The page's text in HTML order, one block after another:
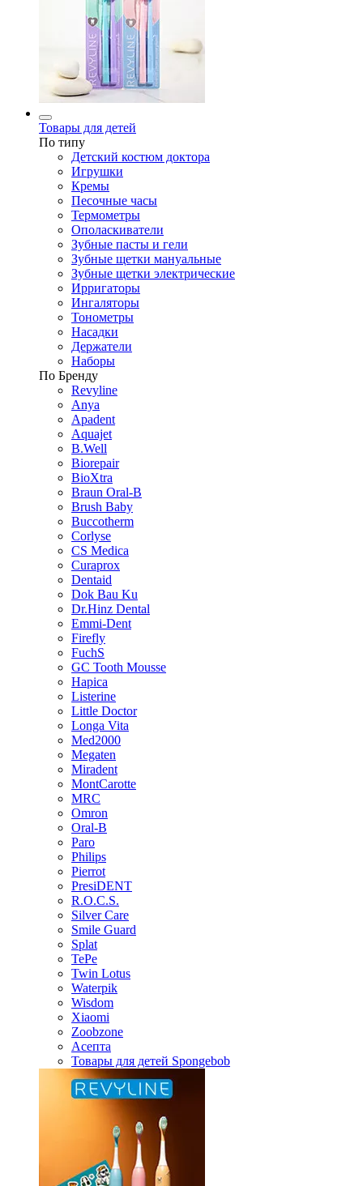
Товары для детей
По типу
Детский костюм доктора
Игрушки
Кремы
Песочные часы
Термометры
Ополаскиватели
Зубные пасты и гели
Зубные щетки мануальные
Зубные щетки электрические
Ирригаторы
Ингаляторы
Тонометры
Насадки
Держатели
Наборы
По Бренду
Revyline
Anya
Apadent
Aquajet
B.Well
Biorepair
BioXtra
Braun Oral-B
Brush Baby
Buccotherm
Corlyse
CS Medica
Curaprox
Dentaid
Dok Bau Ku
Dr.Hinz Dental
Emmi-Dent
Firefly
FuchS
GC Tooth Mousse
Hapica
Listerine
Little Doctor
Longa Vita
Med2000
Megaten
Miradent
MontCarotte
MRC
Omron
Oral-B
Paro
Philips
Pierrot
PresiDENT
R.O.C.S.
Silver Care
Smile Guard
Splat
TePe
Twin Lotus
Waterpik
Wisdom
Xiaomi
Zoobzone
Асепта
Товары для детей Spongebob